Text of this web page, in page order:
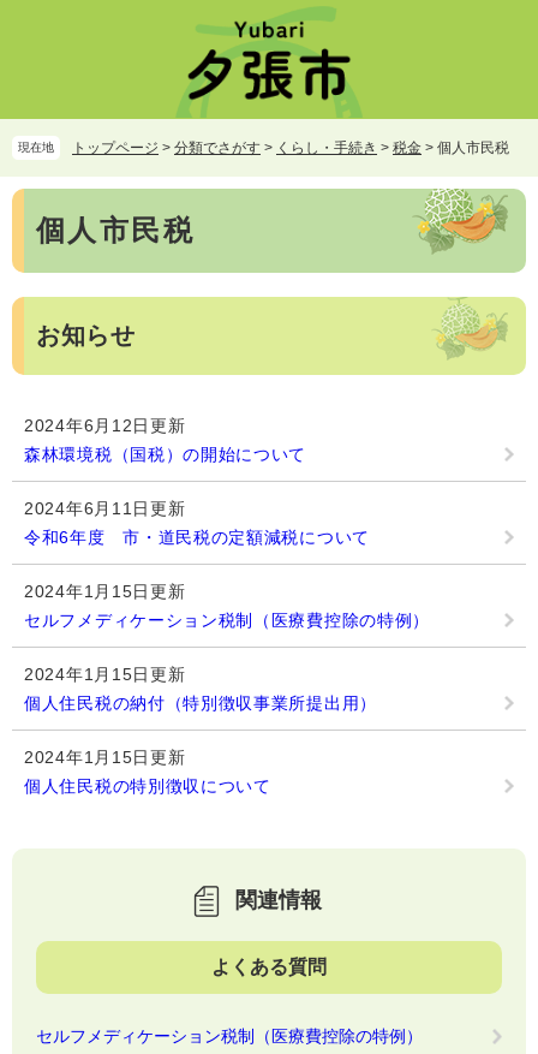
頭
で
す。
飛
ば
し
文
現在地 トップページ > 分類でさがす > くらし・手続き > 税金 > 個人市民税
本
個人市民税
お知らせ
2024年6月12日更新
森林環境税（国税）の開始について
2024年6月11日更新
令和6年度 市・道民税の定額減税について
2024年1月15日更新
セルフメディケーション税制（医療費控除の特例）
2024年1月15日更新
個人住民税の納付（特別徴収事業所提出用）
2024年1月15日更新
個人住民税の特別徴収について
関連情報
よくある質問
セルフメディケーション税制（医療費控除の特例）